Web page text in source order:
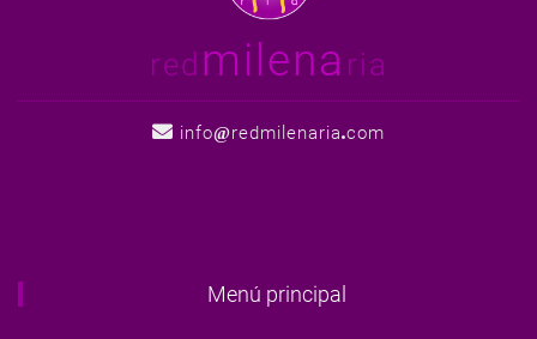
red milena ria
info redmilenaria com
Menú principal